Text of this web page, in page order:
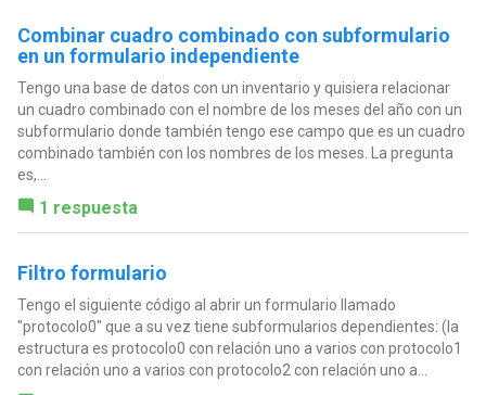
Combinar cuadro combinado con subformulario
en un formulario independiente
Tengo una base de datos con un inventario y quisiera relacionar
un cuadro combinado con el nombre de los meses del año con un
subformulario donde también tengo ese campo que es un cuadro
combinado también con los nombres de los meses. La pregunta
es,...
1 respuesta
Filtro formulario
Tengo el siguiente código al abrir un formulario llamado
"protocolo0" que a su vez tiene subformularios dependientes: (la
estructura es protocolo0 con relación uno a varios con protocolo1
con relación uno a varios con protocolo2 con relación uno a...